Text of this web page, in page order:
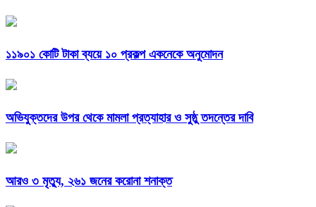
১১৯০১ কোটি টাকা ব্যয়ে ১০ প্রকল্প একনেকে অনুমোদন
অভিযুক্তদের উপর থেকে মামলা প্রত্যাহার ও সুষ্ঠু তদন্তের দাবি
আরও ৩ মৃত্যু, ২৬১ জনের করোনা শনাক্ত